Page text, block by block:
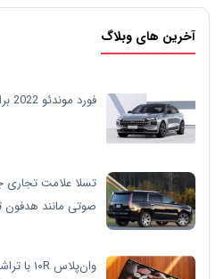
آخرین های وبلاگ
فورد موندئو 2022 برای بازار چین معرفی شد
تسلا علامت تجاری
صوتی مانند هدفون